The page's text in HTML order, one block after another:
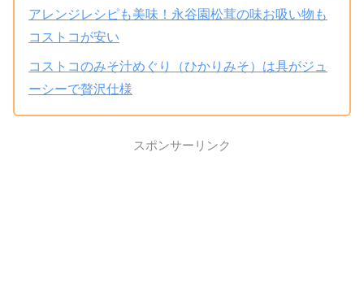
アレンジレシピも美味！永谷園松茸の味お吸い物も
コストコが安い
コストコのみそ汁めぐり（ひかりみそ）は具がジュ
ーシーで贅沢仕様
スポンサーリンク